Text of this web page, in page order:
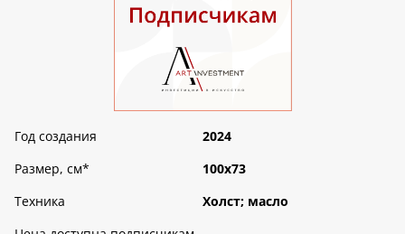
Год создания
2024
Размер, см*
100х73
Техника
Холст; масло